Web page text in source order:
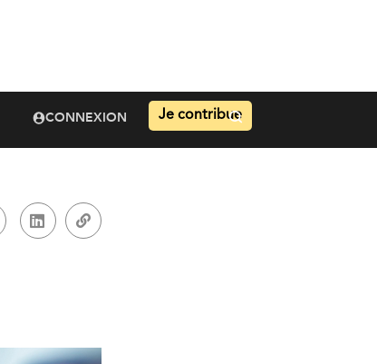
CONNEXION Je contribue